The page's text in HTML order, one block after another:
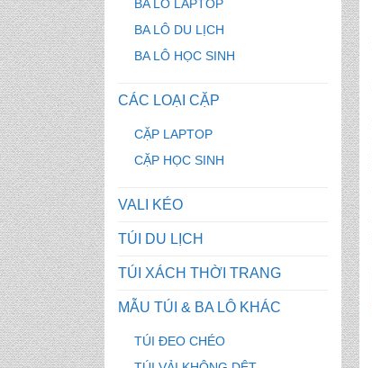
BA LÔ LAPTOP
BA LÔ DU LỊCH
BA LÔ HỌC SINH
CÁC LOẠI CẶP
CẶP LAPTOP
CẶP HỌC SINH
VALI KÉO
TÚI DU LỊCH
TÚI XÁCH THỜI TRANG
MẪU TÚI & BA LÔ KHÁC
TÚI ĐEO CHÉO